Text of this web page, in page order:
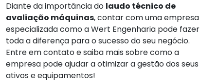
Diante da importância do laudo técnico de
avaliação máquinas, contar com uma empresa
especializada como a Wert Engenharia pode fazer
toda a diferença para o sucesso do seu negócio.
Entre em contato e saiba mais sobre como a
empresa pode ajudar a otimizar a gestão dos seus
ativos e equipamentos!